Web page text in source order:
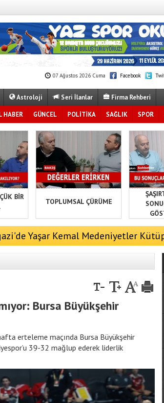
07 Ağustos 2026 Cuma Facebook
Astroloji Seri İlanlar Firma Rehberi
HABER GÜNCEL POLİTİKA SAĞLIK SPOR
BİR
TOPLUMSAL ÇÜRÜME
Yaşar Kemal Medeniyetler
açıldı
Bursa Büyükşehir
erteleme maçında Bursa Büyükşehir
39-32 mağlup ederek liderlik